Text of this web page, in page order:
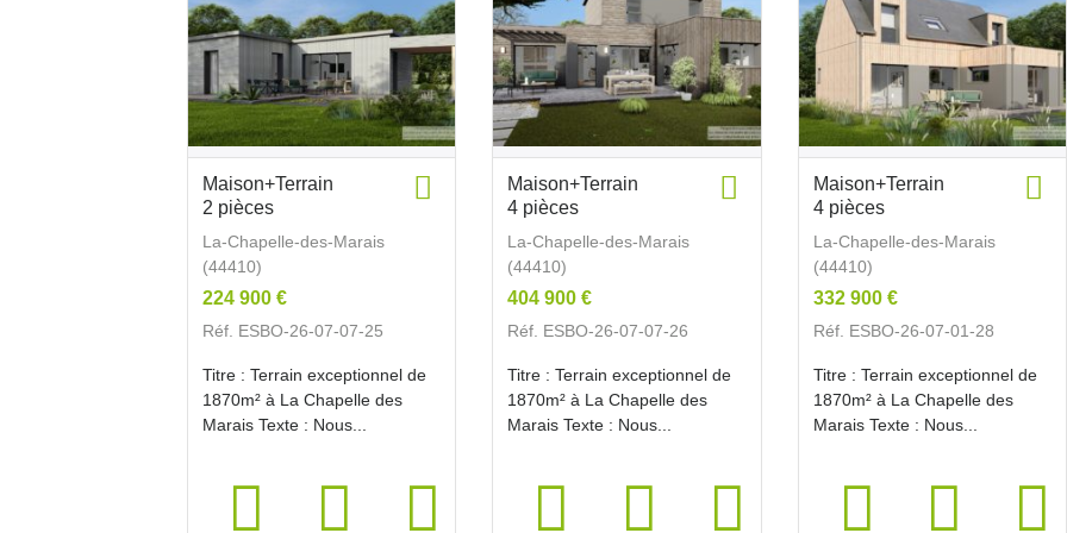
Maison+Terrain
2 pièces
La-Chapelle-des-Marais
(44410)
224 900 €
Réf. ESBO-26-07-07-25
Titre : Terrain exceptionnel de
1870m² à La Chapelle des
Marais Texte : Nous...
Maison+Terrain
4 pièces
La-Chapelle-des-Marais
(44410)
404 900 €
Réf. ESBO-26-07-07-26
Titre : Terrain exceptionnel de
1870m² à La Chapelle des
Marais Texte : Nous...
Maison+Terrain
4 pièces
La-Chapelle-des-Marais
(44410)
332 900 €
Réf. ESBO-26-07-01-28
Titre : Terrain exceptionnel de
1870m² à La Chapelle des
Marais Texte : Nous...